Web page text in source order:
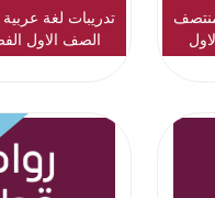
تدريبات لغة
الصف الاول